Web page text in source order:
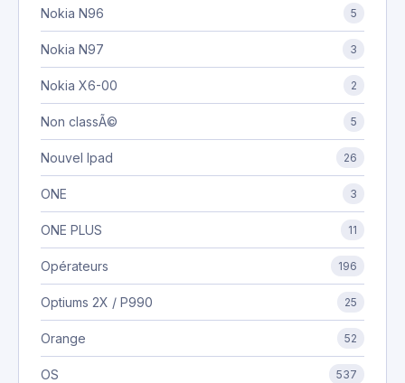
Nokia N96 5
Nokia N97 3
Nokia X6-00 2
Non classÃ© 5
Nouvel Ipad 26
ONE 3
ONE PLUS 11
Opérateurs 196
Optiums 2X / P990 25
Orange 52
OS 537